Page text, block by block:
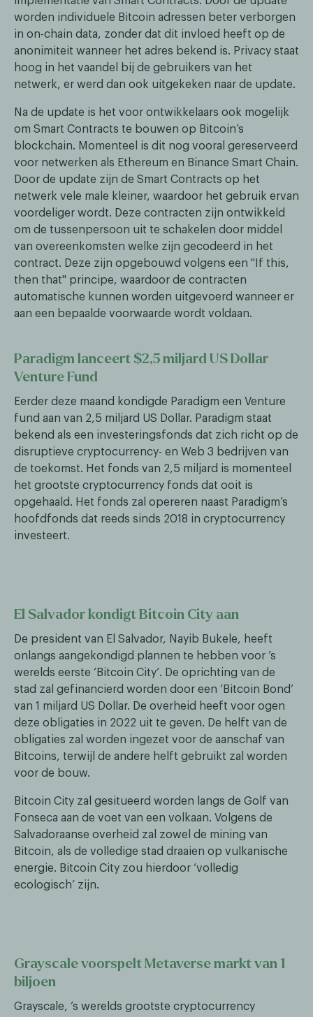
worden individuele Bitcoin adressen beter verborgen
in on-chain data, zonder dat dit invloed heeft op de
anonimiteit wanneer het adres bekend is. Privacy staat
hoog in het vaandel bij de gebruikers van het
netwerk, er werd dan ook uitgekeken naar de update.
Na de update is het voor ontwikkelaars ook mogelijk
om Smart Contracts te bouwen op Bitcoin’s
blockchain. Momenteel is dit nog vooral gereserveerd
voor netwerken als Ethereum en Binance Smart Chain.
Door de update zijn de Smart Contracts op het
netwerk vele male kleiner, waardoor het gebruik ervan
voordeliger wordt. Deze contracten zijn ontwikkeld
om de tussenpersoon uit te schakelen door middel
van overeenkomsten welke zijn gecodeerd in het
contract. Deze zijn opgebouwd volgens een "If this,
then that" principe, waardoor de contracten
automatische kunnen worden uitgevoerd wanneer er
aan een bepaalde voorwaarde wordt voldaan.
Paradigm lanceert $2,5 miljard US Dollar
Venture Fund
Eerder deze maand kondigde Paradigm een Venture
fund aan van 2,5 miljard US Dollar. Paradigm staat
bekend als een investeringsfonds dat zich richt op de
disruptieve cryptocurrency- en Web 3 bedrijven van
de toekomst. Het fonds van 2,5 miljard is momenteel
het grootste cryptocurrency fonds dat ooit is
opgehaald. Het fonds zal opereren naast Paradigm’s
hoofdfonds dat reeds sinds 2018 in cryptocurrency
investeert.
El Salvador kondigt Bitcoin City aan
De president van El Salvador, Nayib Bukele, heeft
onlangs aangekondigd plannen te hebben voor ’s
werelds eerste ‘Bitcoin City’. De oprichting van de
stad zal gefinancierd worden door een ‘Bitcoin Bond’
van 1 miljard US Dollar. De overheid heeft voor ogen
deze obligaties in 2022 uit te geven. De helft van de
obligaties zal worden ingezet voor de aanschaf van
Bitcoins, terwijl de andere helft gebruikt zal worden
voor de bouw.
Bitcoin City zal gesitueerd worden langs de Golf van
Fonseca aan de voet van een volkaan. Volgens de
Salvadoraanse overheid zal zowel de mining van
Bitcoin, als de volledige stad draaien op vulkanische
energie. Bitcoin City zou hierdoor ‘volledig
ecologisch’ zijn.
Grayscale voorspelt Metaverse markt van 1
biljoen
Grayscale, ’s werelds grootste cryptocurrency